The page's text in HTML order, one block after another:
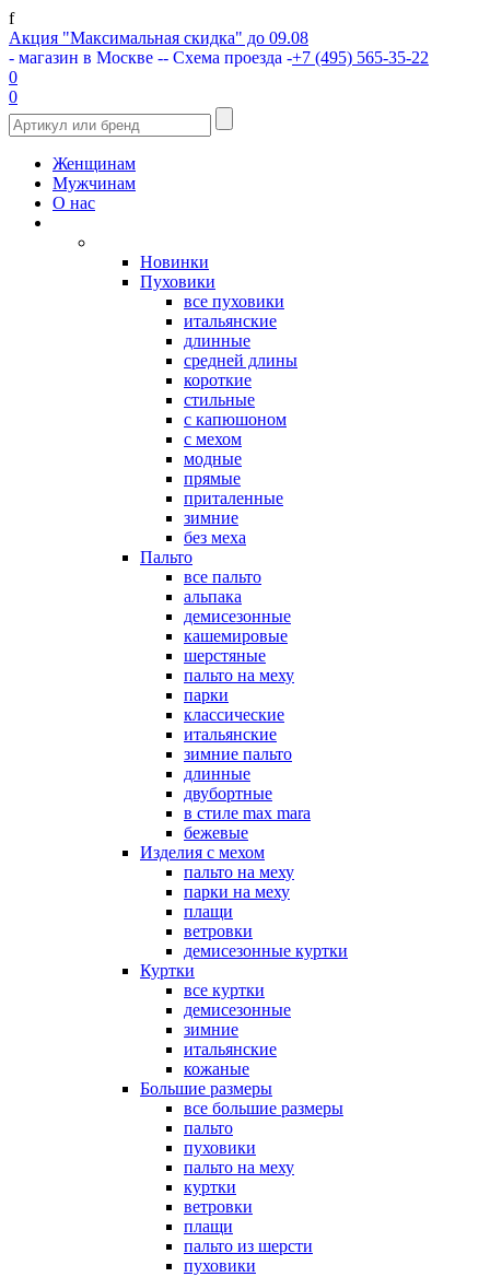
f
Акция "Максимальная скидка" до 09.08
- магазин в Москве -- Схема проезда -+7 (495) 565-35-22
0
0
Женщинам
Мужчинам
О нас
Новинки
Пуховики
все пуховики
итальянские
длинные
средней длины
короткие
стильные
с капюшоном
с мехом
модные
прямые
приталенные
зимние
без меха
Пальто
все пальто
альпака
демисезонные
кашемировые
шерстяные
пальто на меху
парки
классические
итальянские
зимние пальто
длинные
двубортные
в стиле max mara
бежевые
Изделия с мехом
пальто на меху
парки на меху
плащи
ветровки
демисезонные куртки
Куртки
все куртки
демисезонные
зимние
итальянские
кожаные
Большие размеры
все большие размеры
пальто
пуховики
пальто на меху
куртки
ветровки
плащи
пальто из шерсти
пуховики